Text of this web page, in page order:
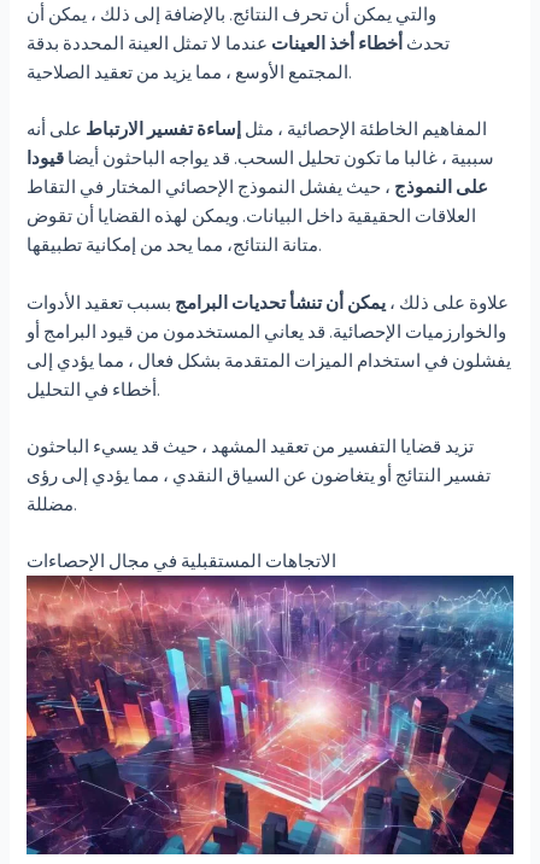
والتي يمكن أن تحرف النتائج. بالإضافة إلى ذلك ، يمكن أن
تحدث أخطاء أخذ العينات عندما لا تمثل العينة المحددة بدقة
المجتمع الأوسع ، مما يزيد من تعقيد الصلاحية.
المفاهيم الخاطئة الإحصائية ، مثل إساءة تفسير الارتباط على أنه
سببية ، غالبا ما تكون تحليل السحب. قد يواجه الباحثون أيضا قيودا
على النموذج ، حيث يفشل النموذج الإحصائي المختار في التقاط
العلاقات الحقيقية داخل البيانات. ويمكن لهذه القضايا أن تقوض
متانة النتائج، مما يحد من إمكانية تطبيقها.
علاوة على ذلك ، يمكن أن تنشأ تحديات البرامج بسبب تعقيد الأدوات
والخوارزميات الإحصائية. قد يعاني المستخدمون من قيود البرامج أو
يفشلون في استخدام الميزات المتقدمة بشكل فعال ، مما يؤدي إلى
أخطاء في التحليل.
تزيد قضايا التفسير من تعقيد المشهد ، حيث قد يسيء الباحثون
تفسير النتائج أو يتغاضون عن السياق النقدي ، مما يؤدي إلى رؤى
مضللة.
الاتجاهات المستقبلية في مجال الإحصاءات